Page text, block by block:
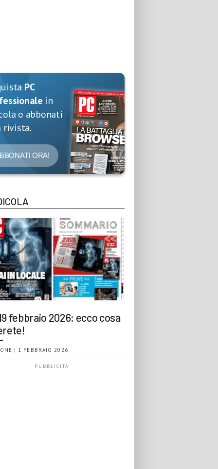
PC
in
o abbonati
rivista.
ORA!
febbraio 2026: ecco cosa
| 1 FEBBRAIO 2026